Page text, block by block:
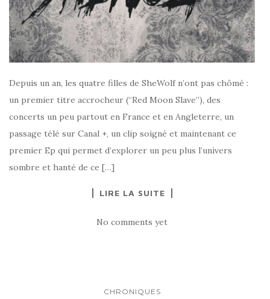
Depuis un an, les quatre filles de SheWolf n’ont pas chômé :
un premier titre accrocheur (“Red Moon Slave”), des
concerts un peu partout en France et en Angleterre, un
passage télé sur Canal +, un clip soigné et maintenant ce
premier Ep qui permet d’explorer un peu plus l’univers
sombre et hanté de ce […]
LIRE LA SUITE
No comments yet
CHRONIQUES